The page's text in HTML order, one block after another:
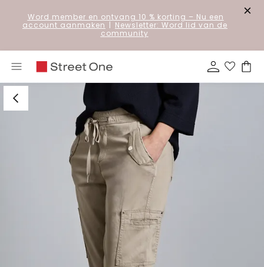
Word member en ontvang 10 % korting – Nu een
account aanmaken | Newsletter: Word lid van de
community